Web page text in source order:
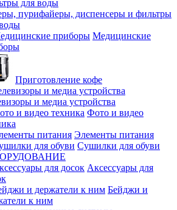
пурифайеры, диспенсеры и фильтры
Медицинские
Приготовление кофе
и медиа устройства
Фото и видео
Элементы питания
Сушилки для обуви
Аксессуары для
Бейджи и
к ним